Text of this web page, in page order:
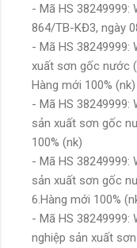
- Mã HS 38249999:
864/TB-KĐ3, ngày
- Mã HS 38249999:
xuất sơn gốc nước
Hàng mới 100% (nk)
- Mã HS 38249999:
sản xuất sơn gốc
100% (nk)
- Mã HS 38249999:
sản xuất sơn gốc
6.Hàng mới 100%
- Mã HS 38249999:
nghiệp sản xuất